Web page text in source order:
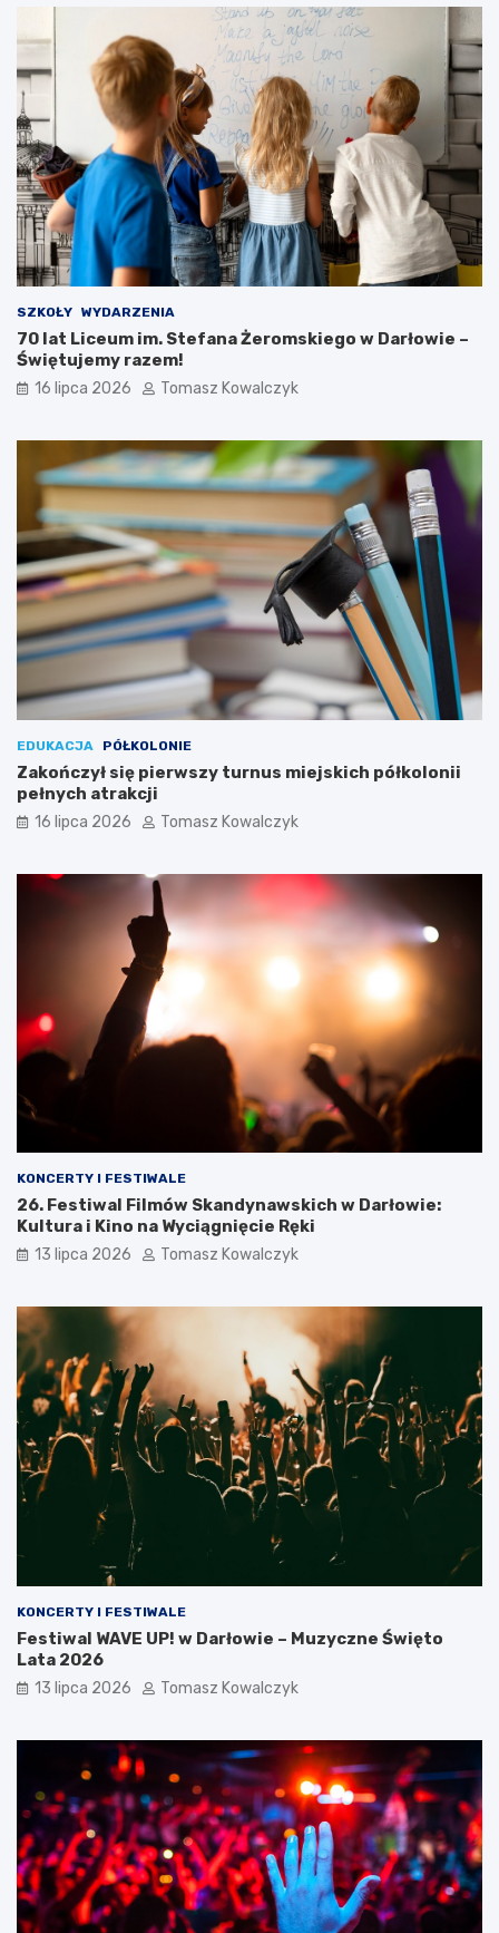
SZKOŁY WYDARZENIA
70 lat Liceum im. Stefana Żeromskiego w Darłowie –
Świętujemy razem!
16 lipca 2026 Tomasz Kowalczyk
EDUKACJA PÓŁKOLONIE
Zakończył się pierwszy turnus miejskich półkolonii
pełnych atrakcji
16 lipca 2026 Tomasz Kowalczyk
KONCERTY I FESTIWALE
26. Festiwal Filmów Skandynawskich w Darłowie:
Kultura i Kino na Wyciągnięcie Ręki
13 lipca 2026 Tomasz Kowalczyk
KONCERTY I FESTIWALE
Festiwal WAVE UP! w Darłowie – Muzyczne Święto
Lata 2026
13 lipca 2026 Tomasz Kowalczyk